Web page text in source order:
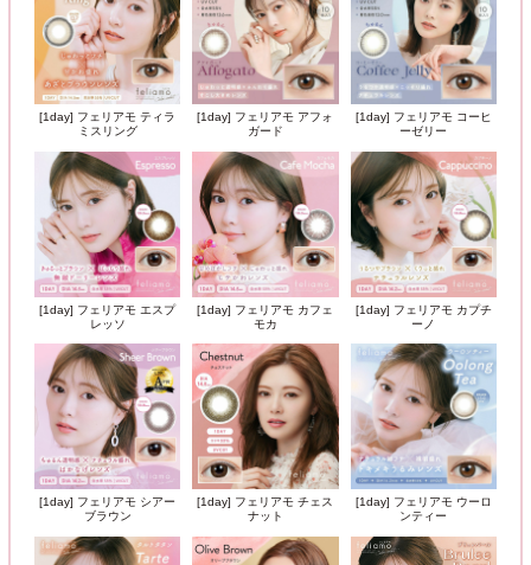
[1day] フェリアモ ティラ
ミスリング
[1day] フェリアモ アフォ
ガード
[1day] フェリアモ コーヒ
ーゼリー
[1day] フェリアモ エスプ
レッソ
[1day] フェリアモ カフェ
モカ
[1day] フェリアモ カプチ
ーノ
[1day] フェリアモ シアー
ブラウン
[1day] フェリアモ チェス
ナット
[1day] フェリアモ ウーロ
ンティー